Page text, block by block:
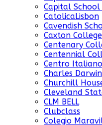
Capital
CatolicaLisbon
Cavendish
Caxton College
Centenary
Centennial
Centro Italiano
Charles
Churchill
Cleveland
CLM BELL
Clubclass
Colegio